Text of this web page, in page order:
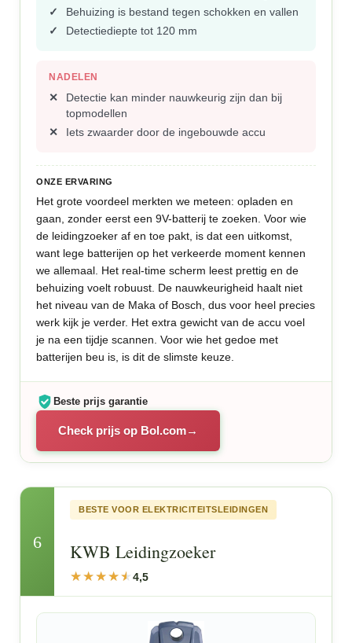
Behuizing is bestand tegen schokken en vallen
Detectiediepte tot 120 mm
NADELEN
Detectie kan minder nauwkeurig zijn dan bij
topmodellen
Iets zwaarder door de ingebouwde accu
ONZE ERVARING
Het grote voordeel merkten we meteen: opladen en
gaan, zonder eerst een 9V-batterij te zoeken. Voor wie
de leidingzoeker af en toe pakt, is dat een uitkomst,
want lege batterijen op het verkeerde moment kennen
we allemaal. Het real-time scherm leest prettig en de
behuizing voelt robuust. De nauwkeurigheid haalt niet
het niveau van de Maka of Bosch, dus voor heel precies
werk kijk je verder. Het extra gewicht van de accu voel
je na een tijdje scannen. Voor wie het gedoe met
batterijen beu is, is dit de slimste keuze.
Beste prijs garantie
Check prijs op Bol.com
6
BESTE VOOR ELEKTRICITEITSLEIDINGEN
KWB Leidingzoeker
4,5